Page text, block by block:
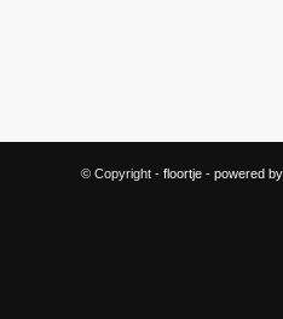
© Copyright - floortje - powered